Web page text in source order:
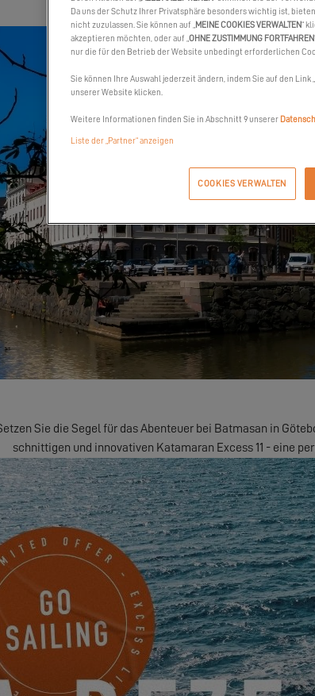
Sie die Segel für das Abenteuer bei Batmasan in
schnittigen und innovativen Katamaran Excess 11 - eine
Segelerlebnis
Sailing, die die Veranstaltung organisiert, in Verbindung
MEINE EINLADUNG
Da uns der Schutz Ihrer Privatsphäre besonders wichtig ist,
nicht zuzulassen. Sie können auf „
MEINE COOKIES VERWALTEN“
akzeptieren möchten, oder auf „ OHNE ZUSTIMMUNG FORTFAHREN
nur die für den Betrieb der Website unbedingt erforderlichen
Sie können Ihre Auswahl jederzeit ändern, indem Sie auf den Link „
unserer Website klicken.
Weitere Informationen finden Sie in Abschnitt 9 unserer
Liste der „Partner“ anzeigen
COOKIES VERWALTEN